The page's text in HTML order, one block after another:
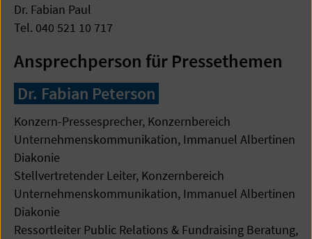
Dr. Fabian Paul
Tel. 040 521 10 717
Ansprechperson für Pressethemen
Dr. Fabian Peterson
Konzern-Pressesprecher, Konzernbereich
Unternehmenskommunikation, Immanuel Albertinen
Diakonie
Stellvertretender Leiter, Konzernbereich
Unternehmenskommunikation, Immanuel Albertinen
Diakonie
Ressortleiter Public Relations & Fundraising Beratung,